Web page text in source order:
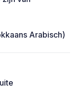
Arabisch)